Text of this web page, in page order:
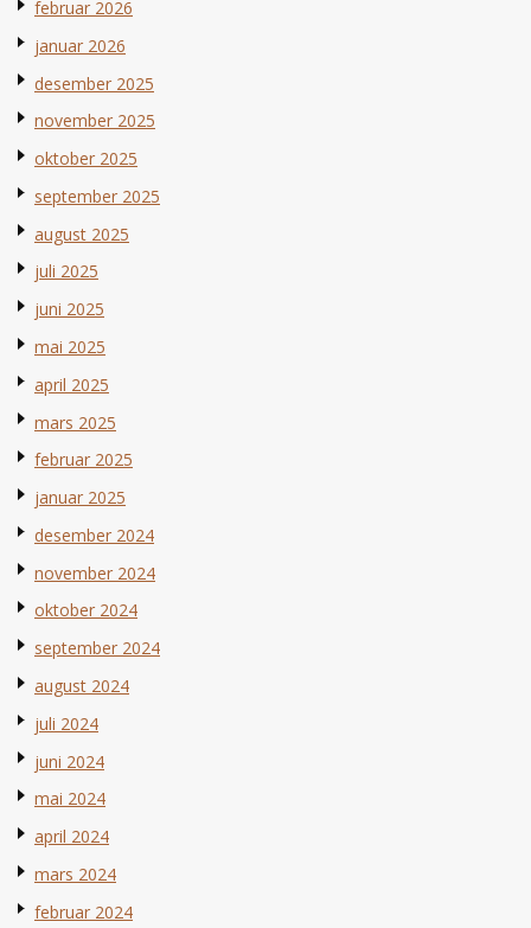
februar 2026
januar 2026
desember 2025
november 2025
oktober 2025
september 2025
august 2025
juli 2025
juni 2025
mai 2025
april 2025
mars 2025
februar 2025
januar 2025
desember 2024
november 2024
oktober 2024
september 2024
august 2024
juli 2024
juni 2024
mai 2024
april 2024
mars 2024
februar 2024